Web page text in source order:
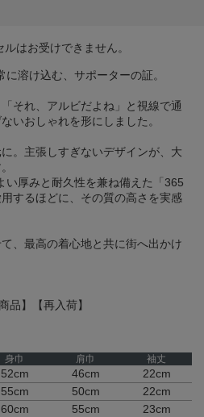
はお受けできません。
に溶け込む、サポーターの証。
それ、アルビだよね」と視線で通
いおしゃれを形にしました。
。主張しすぎないデザインが、大
い厚みと耐久性を兼ね備えた「365
するほどに、その質の高さを実感
、最高の着心地と共に街へ出かけ
品】【再入荷】
身巾 肩巾 袖丈
52cm 46cm
22cm
55cm 50cm
22cm
60cm 55cm 23cm